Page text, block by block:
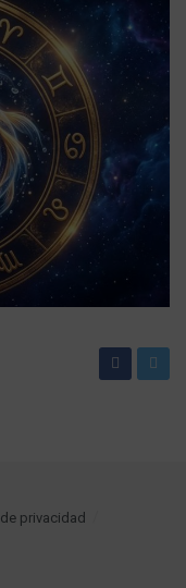
privacidad